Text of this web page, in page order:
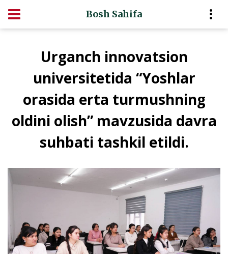
Bosh Sahifa
Urganch innovatsion
universitetida “Yoshlar
orasida erta turmushning
oldini olish” mavzusida davra
suhbati tashkil etildi.